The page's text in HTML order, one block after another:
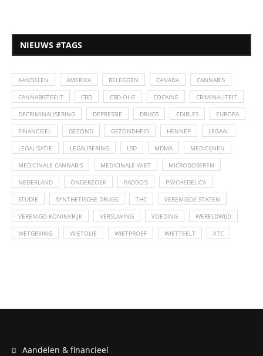
NIEUWS #TAGS
AANDELEN AMERIKA BELEGGEN CANADA CANNABIS
CANNABISTEELT CBD CBD-OLIE COCAINE CRIMINALITEIT
DECRIMINALISERING DEPRESSIE DRUGS EDIBLES EUROPA
FINANCIEEL GEZOND GEZONDHEID HENNEP LEGAAL
LEGALISATIE LEGALISERING LSD MDMA MEDICIJNEN
MEDICINALE CANNABIS MEDICINALE WIET MICRODOSEREN
NEDERLAND ONDERZOEK PADDO'S PSYCHEDELICA
STUDIE SYNTHETISCHE DRUGS THC VERENIGDE STATEN
VERENIGD KONINKRIJK VERSLAVING VOEDING WERELDWIJD
WETGEVING WIETOLIE WIETPROEF WIETTEELT XTC
Aandelen & financieel